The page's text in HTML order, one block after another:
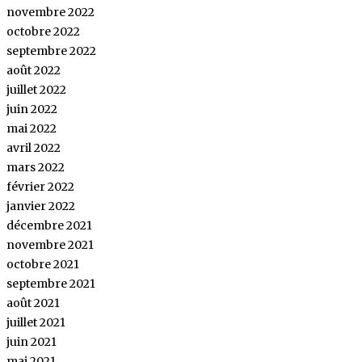
novembre 2022
octobre 2022
septembre 2022
août 2022
juillet 2022
juin 2022
mai 2022
avril 2022
mars 2022
février 2022
janvier 2022
décembre 2021
novembre 2021
octobre 2021
septembre 2021
août 2021
juillet 2021
juin 2021